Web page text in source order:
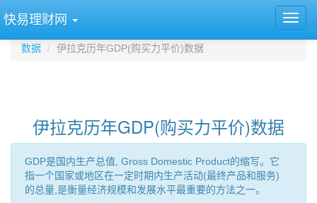
快易理财网
数据 伊拉克历年GDP(购买力平价)数据
伊拉克历年GDP(购买力平价)数据
GDP是国内生产总值, Gross Domestic Product的缩写。它
指一个国家或地区在一定时期内生产活动(最终产品和服务)
的总量,是衡量经济规模和发展水平最重要的方法之一。